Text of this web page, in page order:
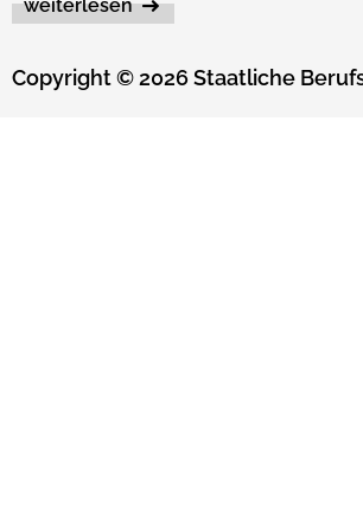
weiterlesen
Copyright © 2026 Staatliche